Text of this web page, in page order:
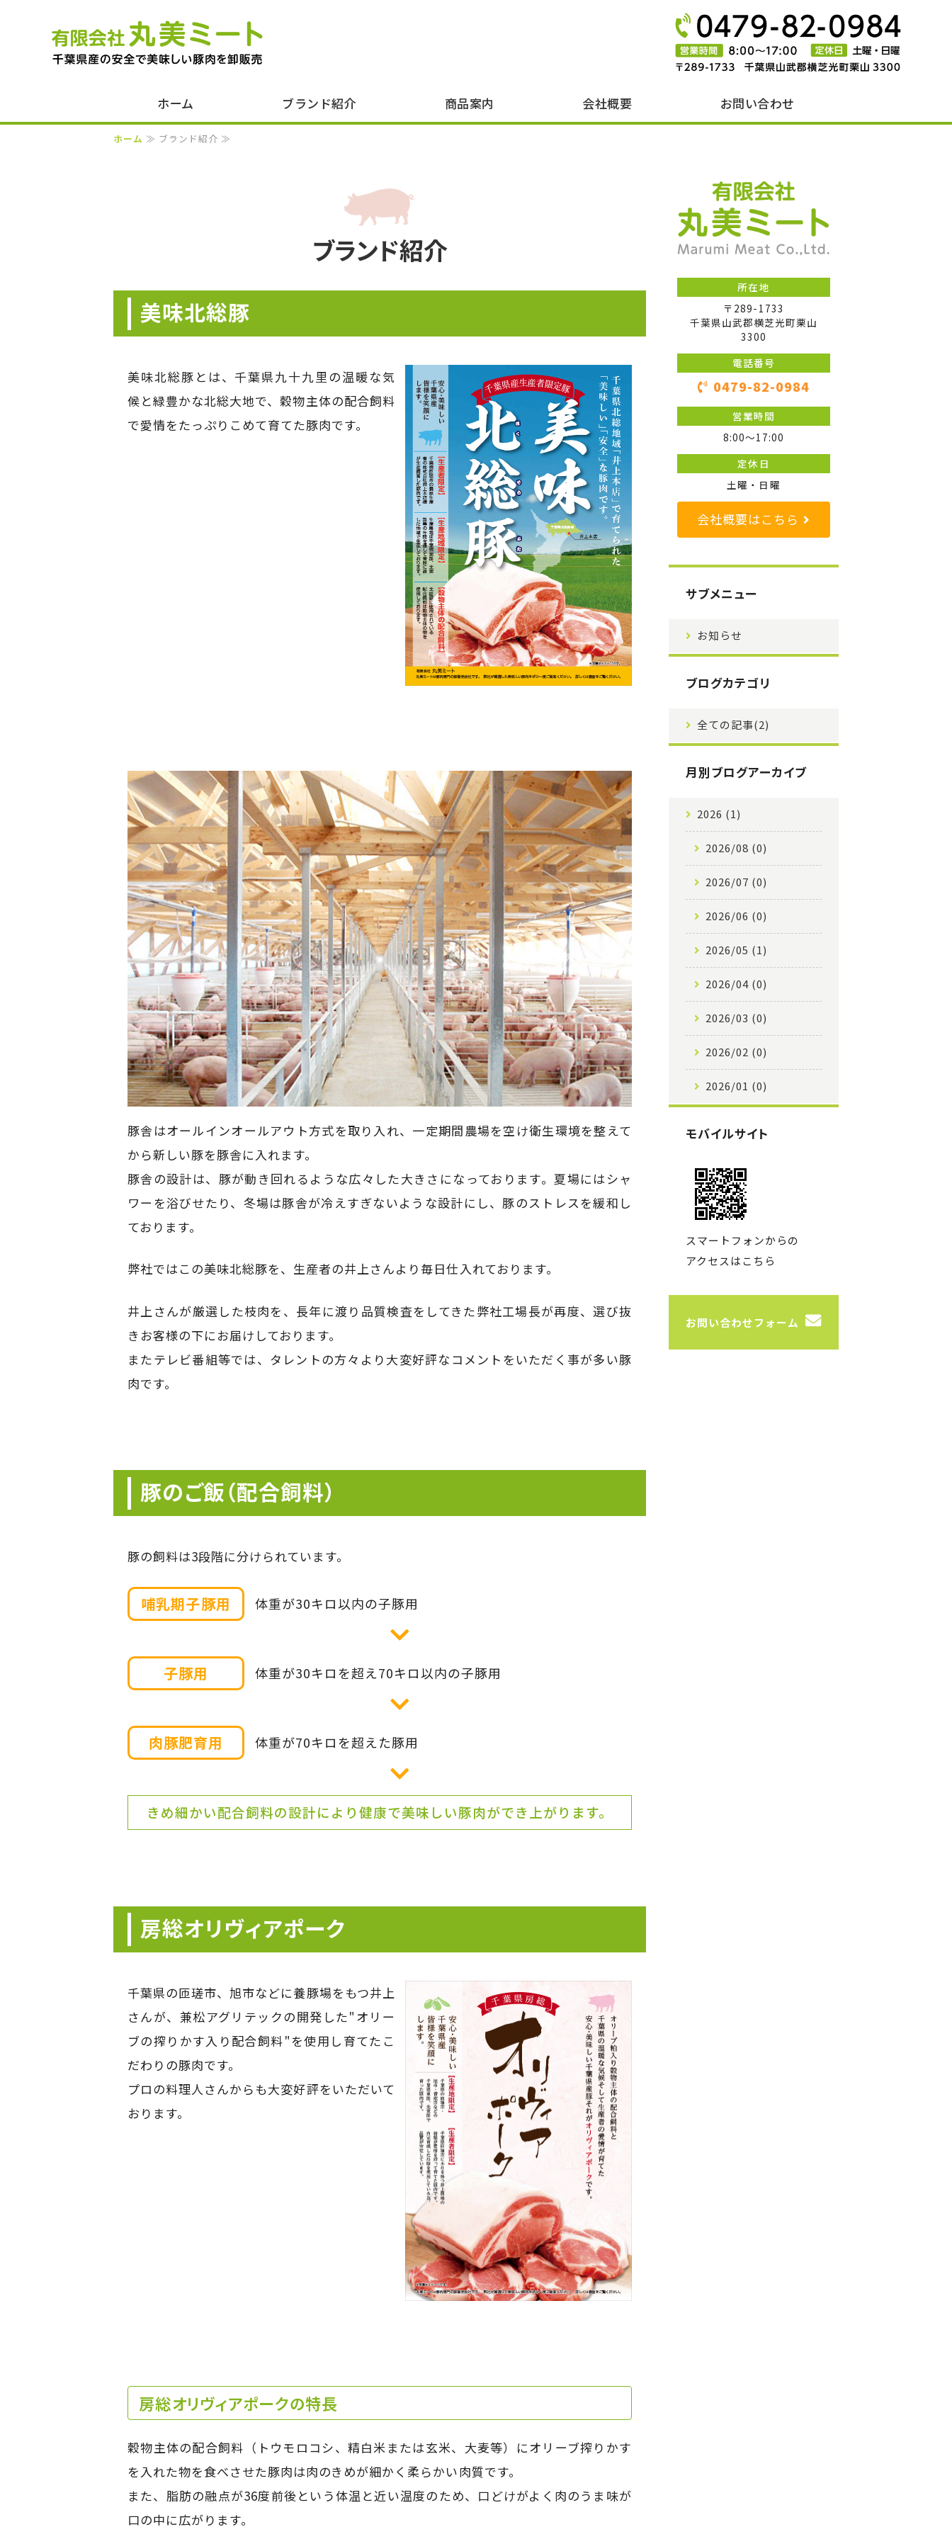
千葉県産豚肉の卸販売｜美味北総豚・房総オリヴィアポーク｜有限会社丸美ミ
ホーム ブランド紹介 商品案内 会社概要 お問い合わせ
ホーム ≫ ブランド紹介 ≫
ブランド紹介
美味北総豚
美味北総豚とは、千葉県九十九里の温暖な気
候と緑豊かな北総大地で、穀物主体の配合飼料
で愛情をたっぷりこめて育てた豚肉です。
豚舎はオールインオールアウト方式を取り入れ、一定期間農場を空け衛生環境を整えて
から新しい豚を豚舎に入れます。
豚舎の設計は、豚が動き回れるような広々した大きさになっております。夏場にはシャ
ワーを浴びせたり、冬場は豚舎が冷えすぎないような設計にし、豚のストレスを緩和し
ております。
弊社ではこの美味北総豚を、生産者の井上さんより毎日仕入れております。
井上さんが厳選した枝肉を、長年に渡り品質検査をしてきた弊社工場長が再度、選び抜
きお客様の下にお届けしております。
またテレビ番組等では、タレントの方々より大変好評なコメントをいただく事が多い豚
肉です。
豚のご飯（配合飼料）
豚の飼料は3段階に分けられています。
哺乳期子豚用 体重が30キロ以内の子豚用
子豚用 体重が30キロを超え70キロ以内の子豚用
肉豚肥育用 体重が70キロを超えた豚用
きめ細かい配合飼料の設計により健康で美味しい豚肉ができ上がります。
房総オリヴィアポーク
千葉県の匝瑳市、旭市などに養豚場をもつ井上
さんが、兼松アグリテックの開発した"オリー
ブの搾りかす入り配合飼料"を使用し育てたこ
だわりの豚肉です。
プロの料理人さんからも大変好評をいただいて
おります。
房総オリヴィアポークの特長
穀物主体の配合飼料（トウモロコシ、精白米または玄米、大麦等）にオリーブ搾りかす
を入れた物を食べさせた豚肉は肉のきめが細かく柔らかい肉質です。
また、脂肪の融点が36度前後という体温と近い温度のため、口どけがよく肉のうま味が
口の中に広がります。
所在地
〒289-1733
千葉県山武郡横芝光町栗山
3300
電話番号
0479-82-0984
営業時間
8:00〜17:00
定休日
土曜・日曜
会社概要はこちら
サブメニュー
お知らせ
ブログカテゴリ
全ての記事(2)
月別ブログアーカイブ
2026 (1)
2026/08 (0)
2026/07 (0)
2026/06 (0)
2026/05 (1)
2026/04 (0)
2026/03 (0)
2026/02 (0)
2026/01 (0)
モバイルサイト
スマートフォンからの
アクセスはこちら
お問い合わせフォーム